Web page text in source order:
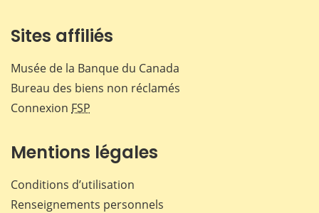
Sites affiliés
Musée de la Banque du Canada
Bureau des biens non réclamés
Connexion FSP
Mentions légales
Conditions d’utilisation
Renseignements personnels